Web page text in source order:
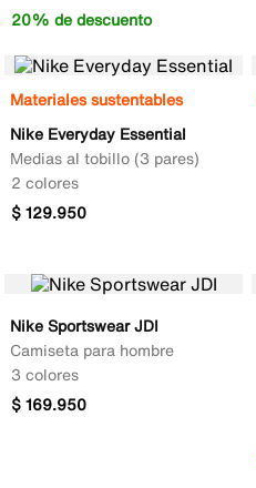
20% de descuento
Materiales sustentables
Nike Everyday Essential
Medias al tobillo (3 pares)
2 colores
$129.950
Nike Sportswear JDI
Camiseta para hombre
3 colores
$169.950